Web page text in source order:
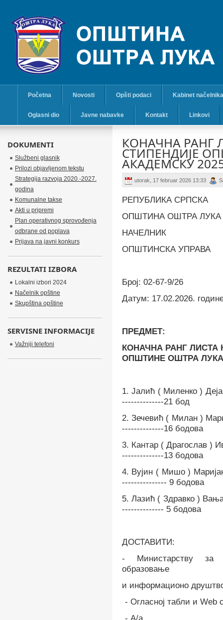
Početna Novosti Opšti podaci Kabinet načelnika
Oglasni dio Javne nabavke Kontakt Linkovi
КОНАЧНА РАНГ
СТИПЕНДИЈЕ
АКАДЕМСКУ
utorak, 17 februar 2026 13:33
РЕПУБЛИКА СРПСКА
ОПШТИНА ОШТРА ЛУКА
НАЧЕЛНИК
ОПШТИНСКА УПРАВА
Број: 02-67-9/26
Датум: 17.02.2026.
ПРЕДМЕТ:
КОНАЧНА РАНГ ЛИСТА
OПШТИНЕ ОШТРА
1.Јалић ( Миленко )
--------------21 бод
2.Зечевић ( Милан )
--------------16 бодова
3. Кантар ( Драгослав )
--------------13 бодова
4. Вујин ( Мишо )
--------------- 9 бодова
5.Лазић ( Здравко ) В
-------------- 5бодова
ДОСТАВИТИ:
-
Министарству за
образовање
и информационо
- Огласној табли и Web
DOKUMENTI
Službeni glasnik
Prilozi objavljenom tekstu
Strategija razvoja 2020.-2027.
godina
Komunalne takse
Akti u pripremi
Plan operativnog sprovođenja
odbrane od poplava
Prijava na javni konkurs
REZULTATI IZBORA
Lokalni izbori 2024
Načelnik opštine
Skupština opštine
SERVISNE INFORMACIJE
Važniji telefoni